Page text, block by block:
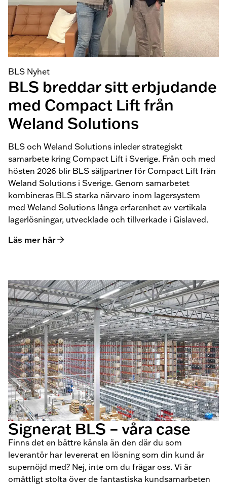
BLS Nyhet
BLS breddar sitt erbjudande
med Compact Lift från
Weland Solutions
BLS och Weland Solutions inleder strategiskt
samarbete kring Compact Lift i Sverige. Från och med
hösten 2026 blir BLS säljpartner för Compact Lift från
Weland Solutions i Sverige. Genom samarbetet
kombineras BLS starka närvaro inom lagersystem
med Weland Solutions långa erfarenhet av vertikala
lagerlösningar, utvecklade och tillverkade i Gislaved.
Läs mer här
Signerat BLS – våra case
Finns det en bättre känsla än den där du som
leverantör har levererat en lösning som din kund är
supernöjd med? Nej, inte om du frågar oss. Vi är
omåttligt stolta över de fantastiska kundsamarbeten